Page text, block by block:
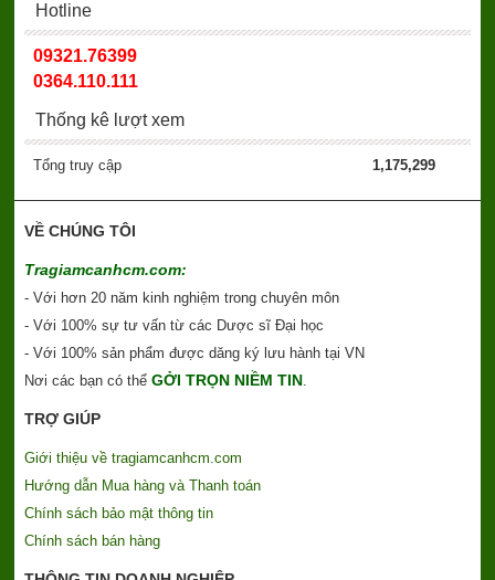
Hotline
09321.76399
0364.110.111
Thống kê lượt xem
Tổng truy cập 1,175,299
VỀ CHÚNG TÔI
Tragiamcanhcm.com:
- Với hơn 20 năm kinh nghiệm trong chuyên môn
- Với 100% sự tư vấn từ các Dược sĩ Đại học
- Với 100% sản phẩm được dăng ký lưu hành tại VN
Nơi các bạn có thể GỞI TRỌN NIỀM TIN.
TRỢ GIÚP
Giới thiệu về tragiamcanhcm.com
Hướng dẫn Mua hàng và Thanh toán
Chính sách bảo mật thông tin
Chính sách bán hàng